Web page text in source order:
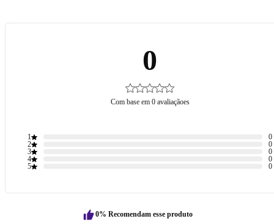
0
Com base em 0 avaliaçãoes
1
0
2
0
3
0
4
0
5
0
0% Recomendam esse produto